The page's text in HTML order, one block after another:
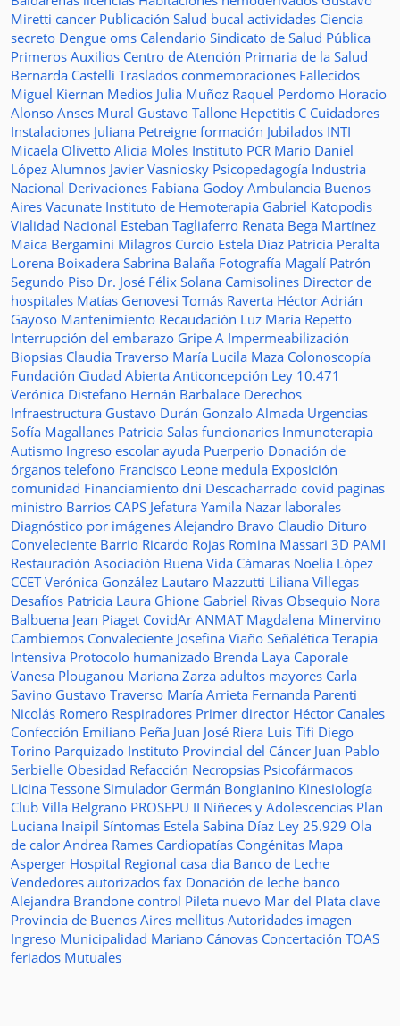
Miretti cancer Publicación Salud bucal actividades Ciencia
secreto Dengue oms Calendario Sindicato de Salud Pública
Primeros Auxilios Centro de Atención Primaria de la Salud
Bernarda Castelli Traslados conmemoraciones Fallecidos
Miguel Kiernan Medios Julia Muñoz Raquel Perdomo Horacio
Alonso Anses Mural Gustavo Tallone Hepetitis C Cuidadores
Instalaciones Juliana Petreigne formación Jubilados INTI
Micaela Olivetto Alicia Moles Instituto PCR Mario Daniel
López Alumnos Javier Vasniosky Psicopedagogía Industria
Nacional Derivaciones Fabiana Godoy Ambulancia Buenos
Aires Vacunate Instituto de Hemoterapia Gabriel Katopodis
Vialidad Nacional Esteban Tagliaferro Renata Bega Martínez
Maica Bergamini Milagros Curcio Estela Diaz Patricia Peralta
Lorena Boixadera Sabrina Balaña Fotografía Magalí Patrón
Segundo Piso Dr. José Félix Solana Camisolines Director de
hospitales Matías Genovesi Tomás Raverta Héctor Adrián
Gayoso Mantenimiento Recaudación Luz María Repetto
Interrupción del embarazo Gripe A Impermeabilización
Biopsias Claudia Traverso María Lucila Maza Colonoscopía
Fundación Ciudad Abierta Anticoncepción Ley 10.471
Verónica Distefano Hernán Barbalace Derechos
Infraestructura Gustavo Durán Gonzalo Almada Urgencias
Sofía Magallanes Patricia Salas funcionarios Inmunoterapia
Autismo Ingreso escolar ayuda Puerperio Donación de
órganos telefono Francisco Leone medula Exposición
comunidad Financiamiento dni Descacharrado covid paginas
ministro Barrios CAPS Jefatura Yamila Nazar laborales
Diagnóstico por imágenes Alejandro Bravo Claudio Dituro
Conveleciente Barrio Ricardo Rojas Romina Massari 3D PAMI
Restauración Asociación Buena Vida Cámaras Noelia López
CCETVerónica González Lautaro Mazzutti Liliana Villegas
Desafíos Patricia Laura Ghione Gabriel Rivas Obsequio Nora
Balbuena Jean Piaget CovidAr ANMAT Magdalena Minervino
Cambiemos Convaleciente Josefina Viaño Señalética Terapia
Intensiva Protocolo humanizado Brenda Laya Caporale
Vanesa Plouganou Mariana Zarza adultos mayores Carla
Savino Gustavo Traverso María Arrieta Fernanda Parenti
Nicolás Romero Respiradores Primer director Héctor Canales
Confección Emiliano Peña Juan José Riera Luis Tifi Diego
Torino Parquizado Instituto Provincial del Cáncer Juan Pablo
Serbielle Obesidad Refacción Necropsias Psicofármacos
Licina Tessone Simulador Germán Bongianino Kinesiología
Club Villa Belgrano PROSEPU II Niñeces y Adolescencias Plan
Luciana Inaipil Síntomas Estela Sabina Díaz Ley 25.929 Ola
de calor Andrea Rames Cardiopatías Congénitas Mapa
Asperger Hospital Regional casa dia Banco de Leche
Vendedores autorizados fax Donación de leche banco
Alejandra Brandone control Pileta nuevo Mar del Plata clave
Provincia de Buenos Aires mellitus Autoridades imagen
Ingreso Municipalidad Mariano Cánovas Concertación TOAS
feriados Mutuales